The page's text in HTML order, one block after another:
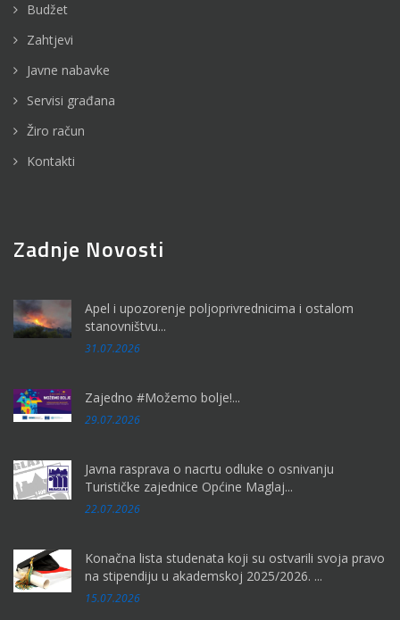
Budžet
Zahtjevi
Javne nabavke
Servisi građana
Žiro račun
Kontakti
Zadnje Novosti
Apel i upozorenje poljoprivrednicima i ostalom
stanovništvu...
31.07.2026
Zajedno #Možemo bolje!...
29.07.2026
Javna rasprava o nacrtu odluke o osnivanju
Turističke zajednice Općine Maglaj...
22.07.2026
Konačna lista studenata koji su ostvarili svoja pravo
na stipendiju u akademskoj 2025/2026. ...
15.07.2026